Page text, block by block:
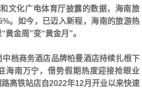
文化广电体育厅披露的数据，海南旅
。如今，已迈入新程，海南的旅游热
金周”变“黄金月”。
档商务酒店品牌柏曼酒店持续扎根下
海南万宁，借势假期热度迎接抢眼业
高铁站店自2022年12月开业以来快速